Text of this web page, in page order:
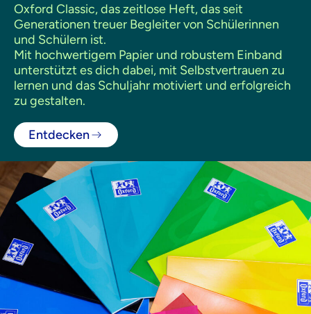
Oxford Classic, das zeitlose Heft, das seit
Generationen treuer Begleiter von Schülerinnen
und Schülern ist.
Mit hochwertigem Papier und robustem Einband
unterstützt es dich dabei, mit Selbstvertrauen zu
lernen und das Schuljahr motiviert und erfolgreich
zu gestalten.
Entdecken